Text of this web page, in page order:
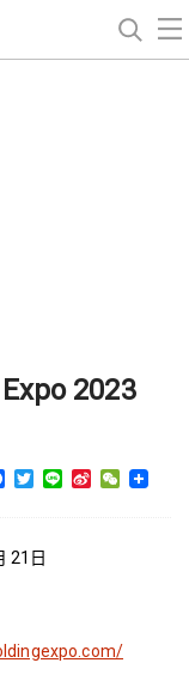
2023
Facebook
Twitter
Line Sina WeChat
21日